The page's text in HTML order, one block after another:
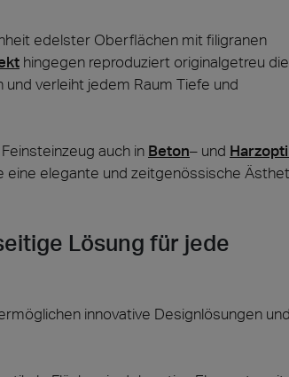
edelster Oberflächen mit filigranen
hingegen reproduziert originalgetreu die
verleiht jedem Raum Tiefe und
auch in Beton– und
eine elegante und zeitgenössische
Lösung für jede
innovative Designlösungen und